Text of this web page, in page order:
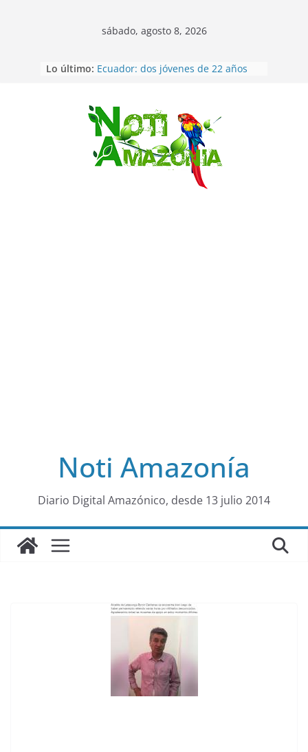
Saltar
al
sábado, agosto 8, 2026
Lo último: Archidona
muertos en Puerto lopez
Sentencian a 34 años de prisión a
implicados en caso de Alison,
oriunda de Tena
Vozinha, el arquero sensación de
cabo Verde, ya llegó para
Noti Amazonía
Diario Digital Amazónico, desde 13 julio 2014